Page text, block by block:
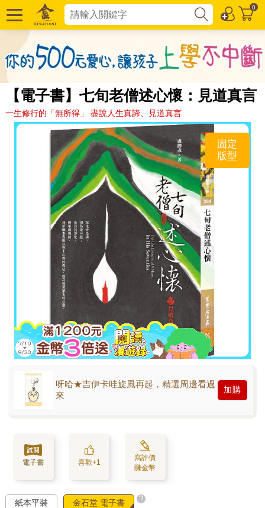
0
【電子書】七旬老僧述心懷：見道真言
一生修行的「無所得」 盡說人生真諦、見道真言
固定
版型
呀哈★吉伊卡哇旋風再起，精選周邊看過
來
加購
電子書 喜歡+1
寫評價
賺金幣
紙本平裝 金石堂 電子書 ?